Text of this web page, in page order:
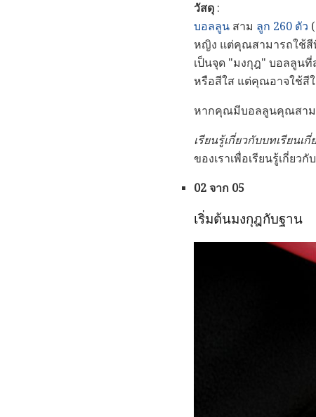
วัสดุ :
บอลลูน สาม ลูก 260 ตัว
หญิง แต่คุณสามารถใช้สี
เป็นจุด "มงกุฎ" บอลลูนที่
หรือสีใส แต่คุณอาจใช้สี
หากคุณมีบอลลูนคุณสาม
เรียนรู้เกี่ยวกับบทเรียน
ของเราเพื่อเรียนรู้เกี่ยว
02 จาก 05
เริ่มต้นมงกุฎกับฐาน